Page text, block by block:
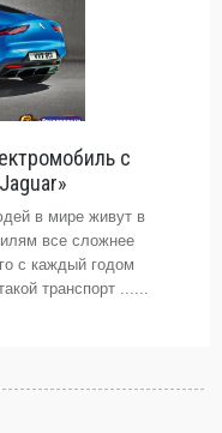
с
в мире живут в
все сложнее
с каждый годом
транспорт ......